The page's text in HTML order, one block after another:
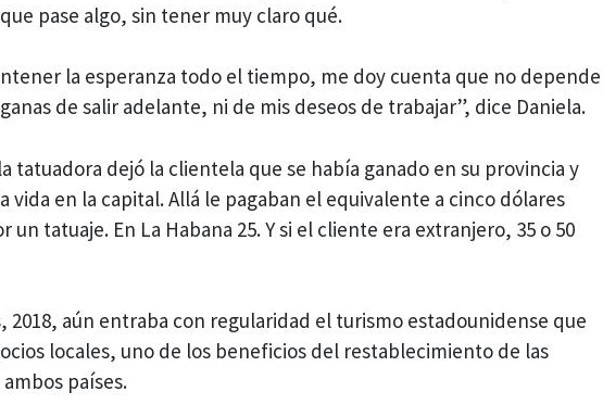
pase algo, sin tener muy claro qué.
la esperanza todo el tiempo, me doy cuenta que no depende
de salir adelante, ni de mis deseos de trabajar”, dice Daniela.
tatuadora dejó la clientela que se había ganado en su provincia y
vida en la capital. Allá le pagaban el equivalente a cinco dólares
un tatuaje. En La Habana 25. Y si el cliente era extranjero, 35 o 50
2018, aún entraba con regularidad el turismo estadounidense que
locales, uno de los beneficios del restablecimiento de las
países.